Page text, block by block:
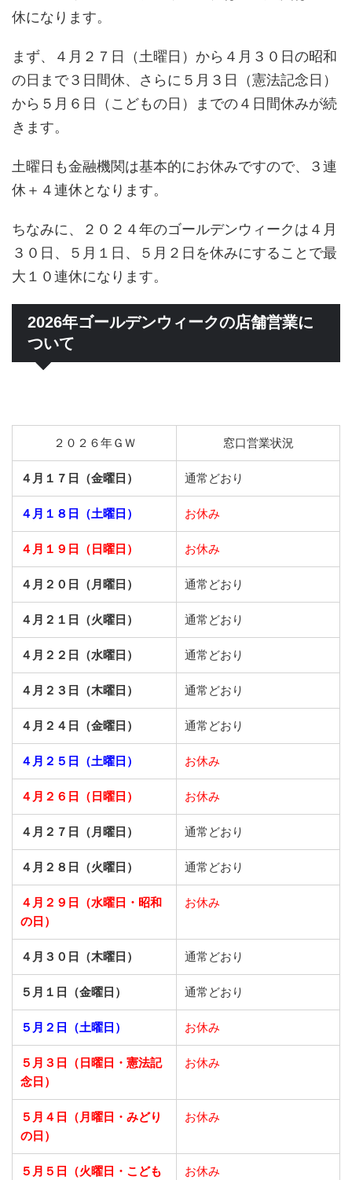
休になります。
まず、４月２７日（土曜日）から４月３０日の昭和
の日まで３日間休、さらに５月３日（憲法記念日）
から５月６日（こどもの日）までの４日間休みが続
きます。
土曜日も金融機関は基本的にお休みですので、３連
休＋４連休となります。
ちなみに、２０２４年のゴールデンウィークは４月
３０日、５月１日、５月２日を休みにすることで最
大１０連休になります。
2026年ゴールデンウィークの店舗営業に
ついて
２０２６年ＧＷ 窓口営業状況
４月１７日（金曜日） 通常どおり
４月１８日（土曜日） お休み
４月１９日（日曜日） お休み
４月２０日（月曜日） 通常どおり
４月２１日（火曜日） 通常どおり
４月２２日（水曜日） 通常どおり
４月２３日（木曜日） 通常どおり
４月２４日（金曜日） 通常どおり
４月２５日（土曜日） お休み
４月２６日（日曜日） お休み
４月２７日（月曜日） 通常どおり
４月２８日（火曜日） 通常どおり
４月２９日（水曜日・昭和
の日）
お休み
４月３０日（木曜日） 通常どおり
５月１日（金曜日） 通常どおり
５月２日（土曜日） お休み
５月３日（日曜日・憲法記
念日）
お休み
５月４日（月曜日・みどり
の日）
お休み
５月５日（火曜日・こども
お休み